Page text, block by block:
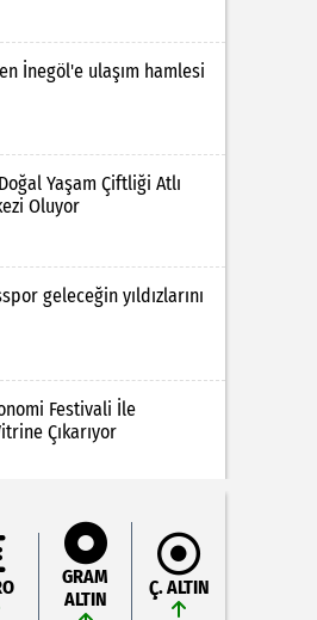
İnegöl'e ulaşım hamlesi
Yaşam Çiftliği Atlı
Oluyor
geleceğin yıldızlarını
Festivali İle
Çıkarıyor
GRAM
ALTIN
Ç. ALTIN